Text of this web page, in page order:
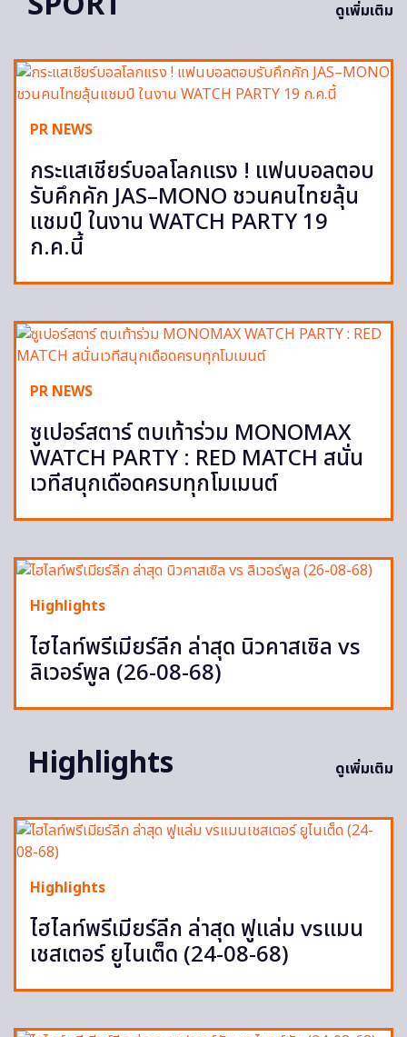
ดูเพิ่มเติม
PR NEWS
กระแสเชียร์บอลโลกแรง ! แฟนบอลตอบ
รับคึกคัก JAS–MONO ชวนคนไทยลุ้น
แชมป์ ในงาน WATCH PARTY 19
ก.ค.นี้
PR NEWS
ซูเปอร์สตาร์ ตบเท้าร่วม MONOMAX
WATCH PARTY : RED MATCH สนั่น
เวทีสนุกเดือดครบทุกโมเมนต์
Highlights
ไฮไลท์พรีเมียร์ลีก ล่าสุด นิวคาสเซิล vs
ลิเวอร์พูล (26-08-68)
Highlights ดูเพิ่มเติม
Highlights
ไฮไลท์พรีเมียร์ลีก ล่าสุด ฟูแล่ม vsแมน
เชสเตอร์ ยูไนเต็ด (24-08-68)